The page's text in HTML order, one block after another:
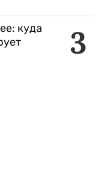
3
куда